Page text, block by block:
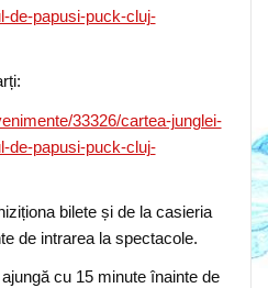
de-papusi-puck-cluj-
33326/cartea-junglei-
de-papusi-puck-cluj-
bilete și de la casieria
de intrarea la spectacole.
cu 15 minute înainte de